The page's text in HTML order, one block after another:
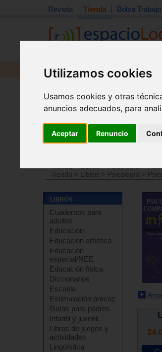
Utilizamos cookies
Usamos cookies y otras
anuncios adecuados, para
Aceptar Renuncio
Revista Tienda Bolsa Trabajo
Revista Libros Material
Tienda
> Libros > Psicología >
Cuadernos para
adultos
Educación
Educación artística
Educación
especial/NEE
Educación física
Diccionarios
Escuela
Estimulación precoz
Guías para padres
Infantil y juvenil
Libros de juegos y
actividades
Lingüística